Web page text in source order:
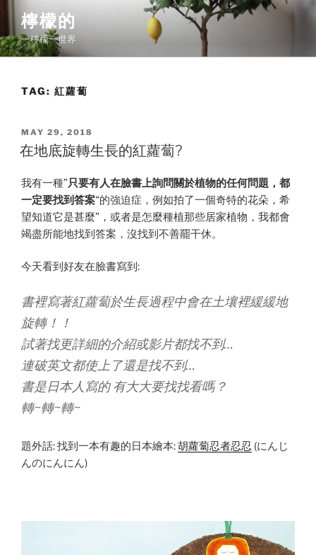
content
檸檬的
一檸檬一世界
TAG: 紅蘿蔔
POSTED
ON
MAY 29, 2018
在地底旋轉生長的紅蘿蔔?
我有一種”只要有人在臉書上詢問關於植物的任何問題，都
一定要找到答案“的強迫症，例如拍了一個奇特的花朵，希
望知道它是甚麼”，或者是怎麼種植那些居家植物，我都會
竭盡所能地找到答案，沒找到不善罷干休。
今天看到好友在臉書寫到:
書裡寫著紅蘿蔔於生長過程中會在土壤裡緩緩地
旋轉！！
試著找更詳細的介紹或影片都找不到…
連破英文都使上了還是找不到…
書是日本人寫的 有大大要找找看嗎？
轉~轉~轉~
題外話: 找到一本有趣的日本繪本:胡蘿蔔忍者忍忍 (にんじ
んのにんにん)